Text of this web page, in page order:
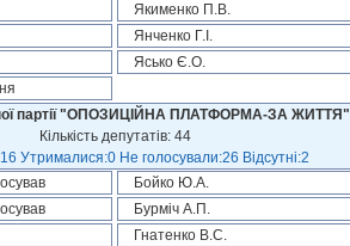
Якименко П.В.
Янченко Г.І.
Ясько Є.О.
партії "ОПОЗИЦІЙНА ПЛАТФОРМА-ЗА ЖИТТЯ"
Кількість депутатів: 44
Утрималися:0 Не голосували:26 Відсутні:2
Бойко Ю.А.
Бурміч А.П.
Гнатенко В.С.